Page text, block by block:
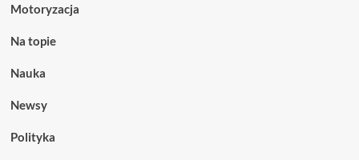
Motoryzacja
Na topie
Nauka
Newsy
Polityka